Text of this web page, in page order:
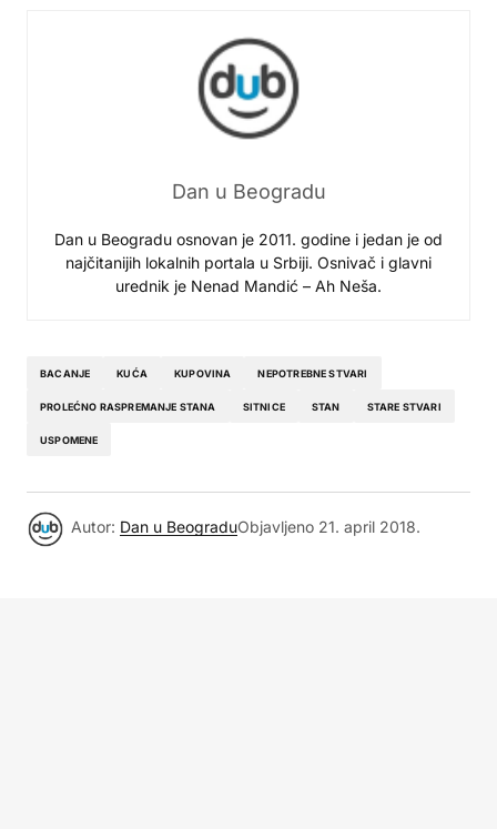
Dan u Beogradu
Dan u Beogradu osnovan je 2011. godine i jedan je od
najčitanijih lokalnih portala u Srbiji. Osnivač i glavni
urednik je Nenad Mandić – Ah Neša.
BACANJE KUĆA KUPOVINA NEPOTREBNE STVARI
PROLEĆNO RASPREMANJE STANA SITNICE STAN STARE STVARI
USPOMENE
Autor: Dan u BeograduObjavljeno 21. april 2018.